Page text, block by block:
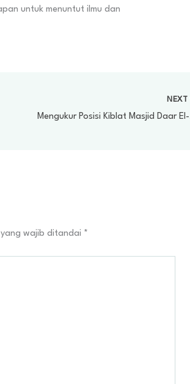
untuk menuntut ilmu dan
NEXT
yang wajib ditandai *